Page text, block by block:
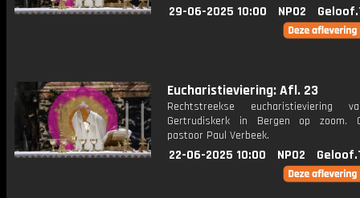
29-06-2025 10:00 NPO2
Eucharistieviering: Afl. 23
Rechtstreekse eucharistieviering
Gertrudiskerk in Bergen op zoom.
pastoor Paul Verbeek.
22-06-2025 10:00 NPO2